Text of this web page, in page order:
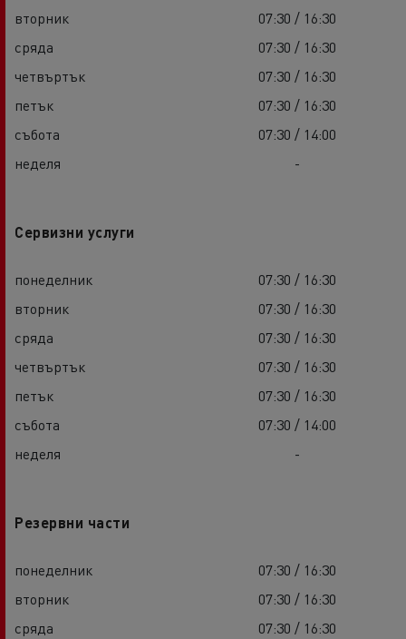
вторник
07:30 / 16:30
сряда
07:30 / 16:30
четвъртък
07:30 / 16:30
петък
07:30 / 16:30
събота
07:30 / 14:00
неделя
-
Сервизни услуги
понеделник
07:30 / 16:30
вторник
07:30 / 16:30
сряда
07:30 / 16:30
четвъртък
07:30 / 16:30
петък
07:30 / 16:30
събота
07:30 / 14:00
неделя
-
Резервни части
понеделник
07:30 / 16:30
вторник
07:30 / 16:30
сряда
07:30 / 16:30